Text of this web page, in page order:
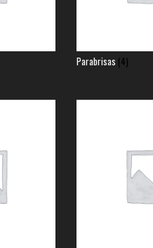
Parabrisas (4)